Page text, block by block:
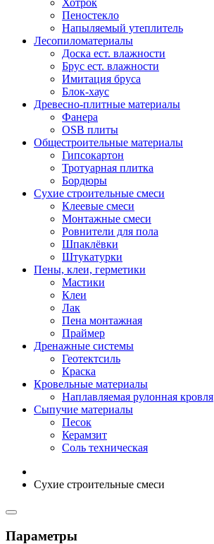
Хотрок
Пеностекло
Напыляемый утеплитель
Лесопиломатериалы
Доска ест. влажности
Брус ест. влажности
Имитация бруса
Блок-хаус
Древесно-плитные материалы
Фанера
OSB плиты
Общестроительные материалы
Гипсокартон
Тротуарная плитка
Бордюры
Сухие строительные смеси
Клеевые смеси
Монтажные смеси
Ровнители для пола
Шпаклёвки
Штукатурки
Пены, клеи, герметики
Мастики
Клеи
Лак
Пена монтажная
Праймер
Дренажные системы
Геотектсиль
Краска
Кровельные материалы
Наплавляемая рулонная кровля
Сыпучие материалы
Песок
Керамзит
Соль техническая
Сухие строительные смеси
Параметры